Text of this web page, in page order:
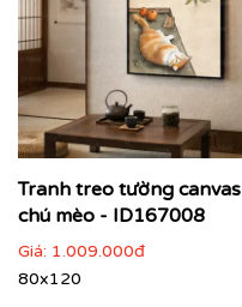
Tranh treo tường canvas
chú mèo - ID167008
Giá: 1.009.000đ
80x120